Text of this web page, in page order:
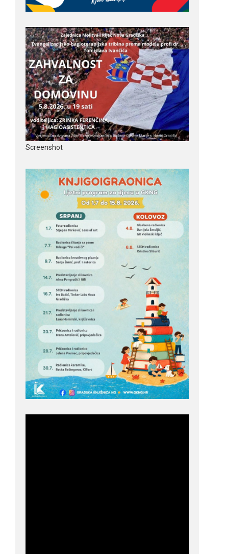
Screenshot